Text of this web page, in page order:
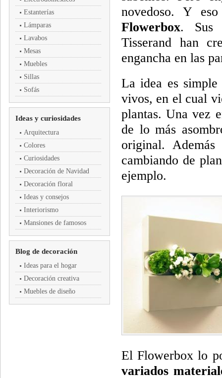
Estanterías
Lámparas
Lavabos
Mesas
Muebles
Sillas
Sofás
Ideas y curiosidades
Arquitectura
Colores
Curiosidades
Decoración de Navidad
Decoración floral
Ideas y consejos
Interiorismo
Mansiones de famosos
Blog de decoración
Ideas para el hogar
Decoración creativa
Muebles de diseño
novedoso. Y
Flowerbox. Sus
Tisserand han
engancha en las
La idea es
vivos, en el cual
plantas. Una vez
de lo más
original.
cambiando de
ejemplo.
El Flowerbox lo
variados